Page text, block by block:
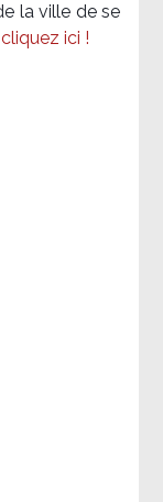
la ville de se
ici !